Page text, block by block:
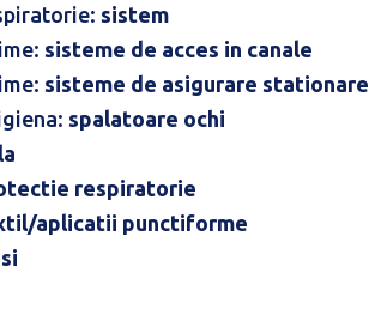
sistem
sisteme de acces in canale
sisteme de asigurare stationare
spalatoare ochi
respiratorie
aplicatii punctiforme